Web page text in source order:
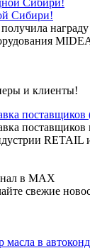
Сибири!
и клиенты!
поставщиков
RETAIL
в MAX
свежие